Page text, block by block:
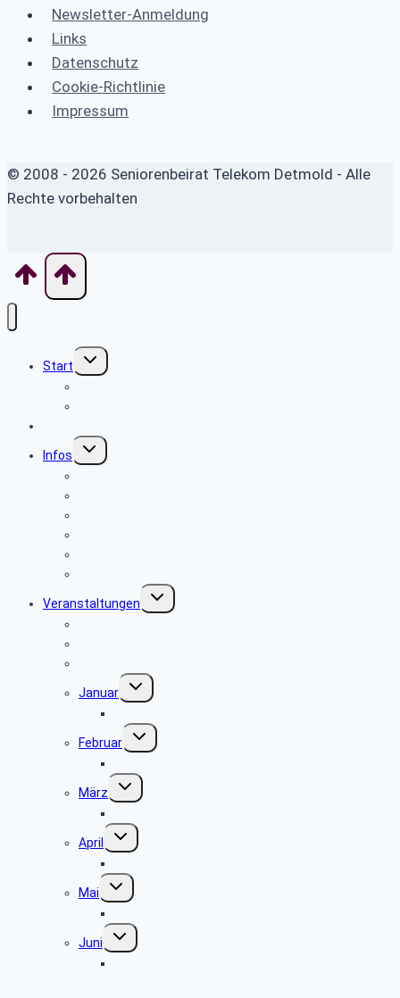
Newsletter-Anmeldung
Links
Datenschutz
Cookie-Richtlinie
Impressum
© 2008 - 2026 Seniorenbeirat Telekom Detmold - Alle
Rechte vorbehalten
Start
Untermenü
umschalten
Infos
Untermenü
umschalten
Veranstaltungen
Untermenü
umschalten
Januar
Untermenü
umschalten
Februar
Untermenü
umschalten
März
Untermenü
umschalten
April
Untermenü
umschalten
Mai
Untermenü
umschalten
Juni
Untermenü
umschalten